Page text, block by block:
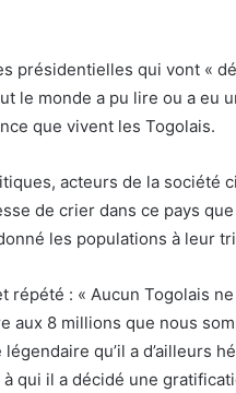
présidentielles qui vont «
le monde a pu lire ou a eu
que vivent les Togolais.
acteurs de la société
de crier dans ce pays
les populations à leur
répété : « Aucun Togolais
aux 8 millions que nous
qu’il a d’ailleurs
à qui il a décidé une